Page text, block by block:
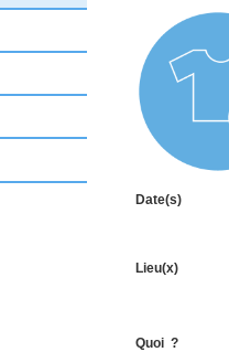
Date(s)
Lieu(x)
Quoi ?